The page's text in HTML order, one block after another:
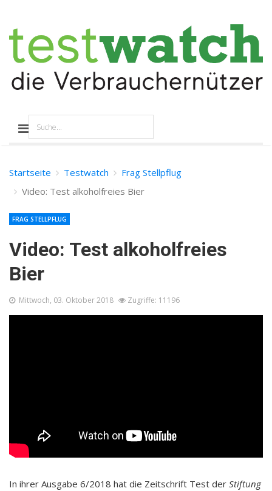
Startseite Testwatch
Frag Stellpflug
Video: Test alkoholfreies Bier
Video: Test alkoholfreies
Bier
FRAG STELLPFLUG
Mittwoch, 03. Oktober 2018 Zugriffe: 11196
In ihrer Ausgabe 6/2018 hat die Zeitschrift Test der Stiftung